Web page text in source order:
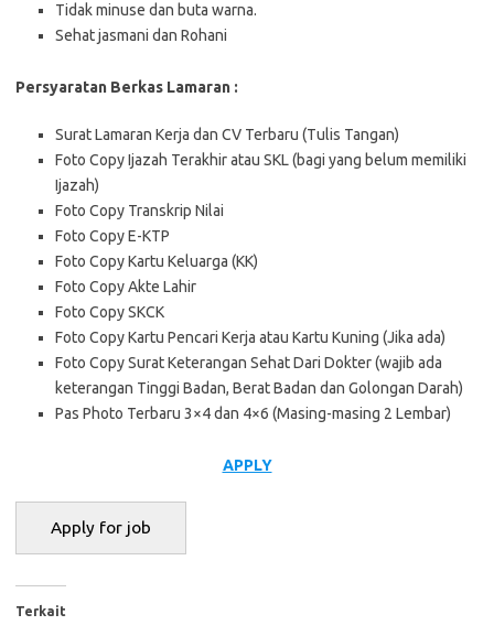
Tidak minuse dan buta warna.
Sehat jasmani dan Rohani
Persyaratan Berkas Lamaran :
Surat Lamaran Kerja dan CV Terbaru (Tulis Tangan)
Foto Copy Ijazah Terakhir atau SKL (bagi yang belum memiliki
Ijazah)
Foto Copy Transkrip Nilai
Foto Copy E-KTP
Foto Copy Kartu Keluarga (KK)
Foto Copy Akte Lahir
Foto Copy SKCK
Foto Copy Kartu Pencari Kerja atau Kartu Kuning (Jika ada)
Foto Copy Surat Keterangan Sehat Dari Dokter (wajib ada
keterangan Tinggi Badan, Berat Badan dan Golongan Darah)
Pas Photo Terbaru 3×4 dan 4×6 (Masing-masing 2 Lembar)
APPLY
Terkait